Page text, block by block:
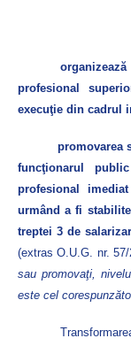
profesional
execuţie din cadrul
promovarea
funcţionarul
profesional
urmând a fi
treptei 3 de
(extras O.U.G. nr. 57/
sau promovaţi,
este cel